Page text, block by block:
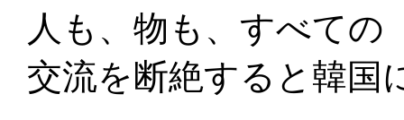
人も、物も、すべての
交流を断絶すると韓国